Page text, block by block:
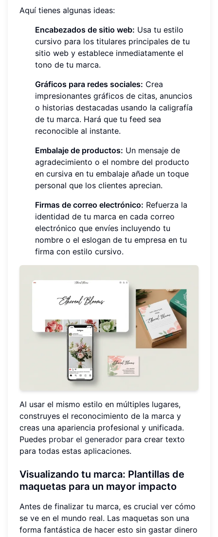
Aquí tienes algunas ideas:
Encabezados de sitio web: Usa tu estilo
cursivo para los titulares principales de tu
sitio web y establece inmediatamente el
tono de tu marca.
Gráficos para redes sociales: Crea
impresionantes gráficos de citas, anuncios
o historias destacadas usando la caligrafía
de tu marca. Hará que tu feed sea
reconocible al instante.
Embalaje de productos: Un mensaje de
agradecimiento o el nombre del producto
en cursiva en tu embalaje añade un toque
personal que los clientes aprecian.
Firmas de correo electrónico: Refuerza la
identidad de tu marca en cada correo
electrónico que envíes incluyendo tu
nombre o el eslogan de tu empresa en tu
firma con estilo cursivo.
Al usar el mismo estilo en múltiples lugares,
construyes el reconocimiento de la marca y
creas una apariencia profesional y unificada.
Puedes probar el generador para crear texto
para todas estas aplicaciones.
Visualizando tu marca: Plantillas de
maquetas para un mayor impacto
Antes de finalizar tu marca, es crucial ver cómo
se ve en el mundo real. Las maquetas son una
forma fantástica de hacer esto sin gastar dinero